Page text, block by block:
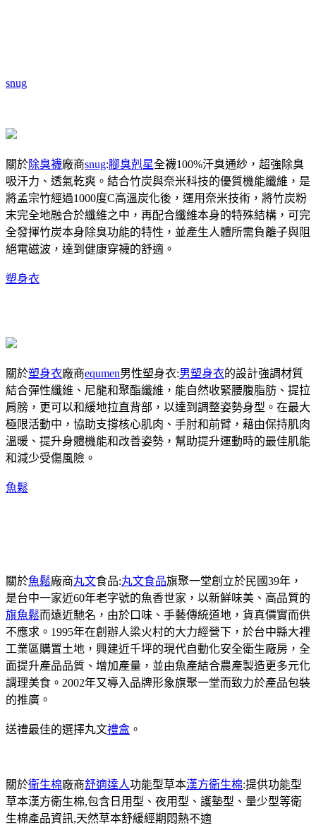
snug
關於除臭襪廠商snug:腳臭剋星全襪100%汗臭通紗，超強除臭
吸汗力、透氣乾爽。結合竹炭與奈米科技的優質機能纖維，是
將孟宗竹經過1000度C高溫炭化後，運用奈米技術，將竹炭粉
末完全地融合於纖維之中，再配合纖維本身的特殊結構，可完
全發揮竹炭本身除臭功能的特性，並產生人體所需負離子與阻
絕電磁波，達到健康穿襪的舒適。
塑身衣
關於塑身衣廠商equmen男性塑身衣:男塑身衣的設計強調材質
結合彈性纖維、尼龍和聚酯纖維，能自然收緊腰腹脂肪、提拉
肩膀，更可以和緩地拉直背部，以達到調整姿勢身型。在最大
極限活動中，協助支撐核心肌肉、手肘和前臂，藉由保持肌肉
溫暖、提升身體機能和改善姿勢，幫助提升運動時的最佳肌能
和減少受傷風險。
魚鬆
關於魚鬆廠商丸文食品:丸文食品旗聚一堂創立於民國39年，
是台中一家近60年老字號的魚香世家，以新鮮味美、高品質的
旗魚鬆而遠近馳名，由於口味、手藝傳統道地，貨真價實而供
不應求。1995年在創辦人梁火村的大力經營下，於台中縣大裡
工業區購置土地，興建近千坪的現代自動化安全衛生廠房，全
面提升產品品質、增加產量，並由魚產結合農產製造更多元化
調理美食。2002年又導入品牌形象旗聚一堂而致力於產品包裝
的推廣。
送禮最佳的選擇丸文禮盒 。
關於衛生棉廠商舒適達人功能型草本漢方衛生棉:提供功能型
草本漢方衛生棉,包含日用型、夜用型、護墊型、量少型等衛
生棉產品資訊,天然草本舒緩經期悶熱不適